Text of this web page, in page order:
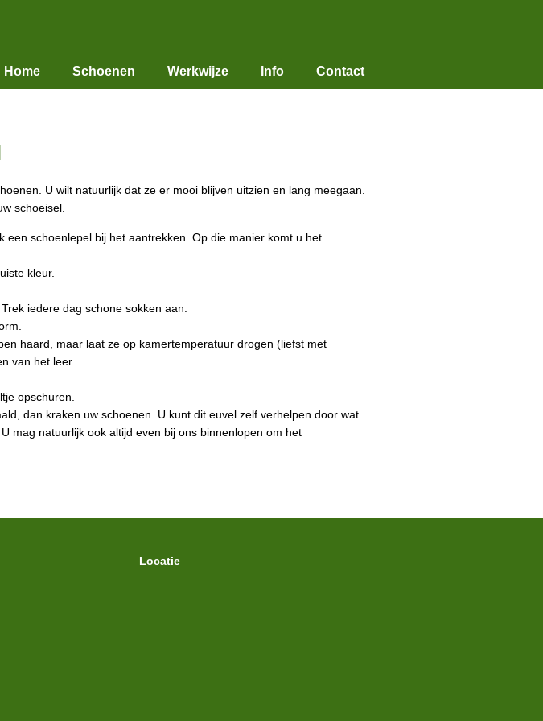
Home Schoenen Werkwijze Info Contact
U wilt natuurlijk dat ze er mooi blijven uitzien en lang meegaan.
schoeisel.
schoenlepel bij het aantrekken. Op die manier komt u het
kleur.
iedere dag schone sokken aan.
haard, maar laat ze op kamertemperatuur drogen (liefst met
van het leer.
opschuren.
dan kraken uw schoenen. U kunt dit euvel zelf verhelpen door wat
mag natuurlijk ook altijd even bij ons binnenlopen om het
Locatie